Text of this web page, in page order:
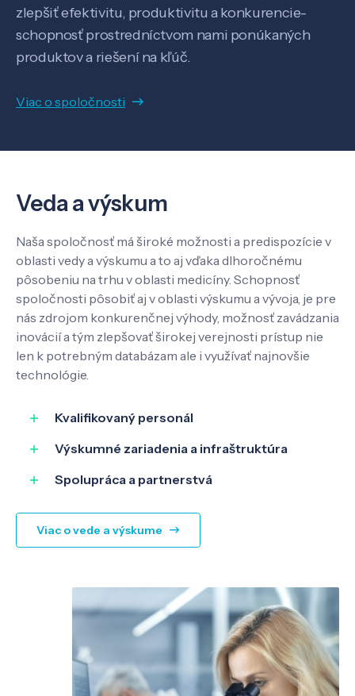
Pôsobenie
Know-how
Kontakt
EN
zlepšiť efektivitu, produktivitu a konkurencie-
schopnosť prostredníctvom nami ponúkaných
produktov a riešení na kľúč.
Viac o spoločnosti
Veda a výskum
Naša spoločnosť má široké možnosti a predispozície v
oblasti vedy a výskumu a to aj vďaka dlhoročnému
pôsobeniu na trhu v oblasti medicíny. Schopnosť
spoločnosti pôsobiť aj v oblasti výskumu a vývoja, je pre
nás zdrojom konkurenčnej výhody, možnosť zavádzania
inovácií a tým zlepšovať širokej verejnosti prístup nie
len k potrebným databázam ale i využívať najnovšie
technológie.
Kvalifikovaný personál
Výskumné zariadenia a infraštruktúra
Spolupráca a partnerstvá
Viac o vede a výskume